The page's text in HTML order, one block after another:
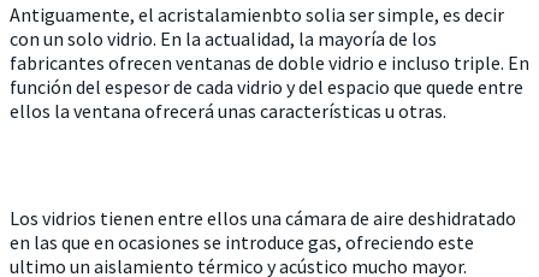
Antiguamente, el acristalamienbto solia ser simple, es decir
con un solo vidrio. En la actualidad, la mayoría de los
fabricantes ofrecen ventanas de doble vidrio e incluso triple. En
función del espesor de cada vidrio y del espacio que quede entre
ellos la ventana ofrecerá unas características u otras.
Los vidrios tienen entre ellos una cámara de aire deshidratado
en las que en ocasiones se introduce gas, ofreciendo este
ultimo un aislamiento térmico y acústico mucho mayor.